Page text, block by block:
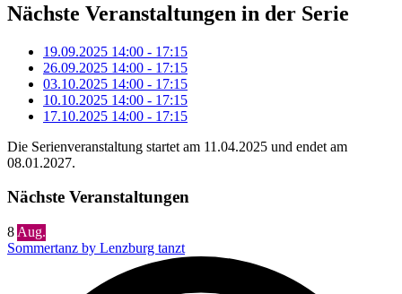
Nächste Veranstaltungen in der Serie
19.09.2025 14:00 - 17:15
26.09.2025 14:00 - 17:15
03.10.2025 14:00 - 17:15
10.10.2025 14:00 - 17:15
17.10.2025 14:00 - 17:15
Die Serienveranstaltung startet am 11.04.2025 und endet am
08.01.2027.
Nächste Veranstaltungen
8 Aug.
Sommertanz by Lenzburg tanzt